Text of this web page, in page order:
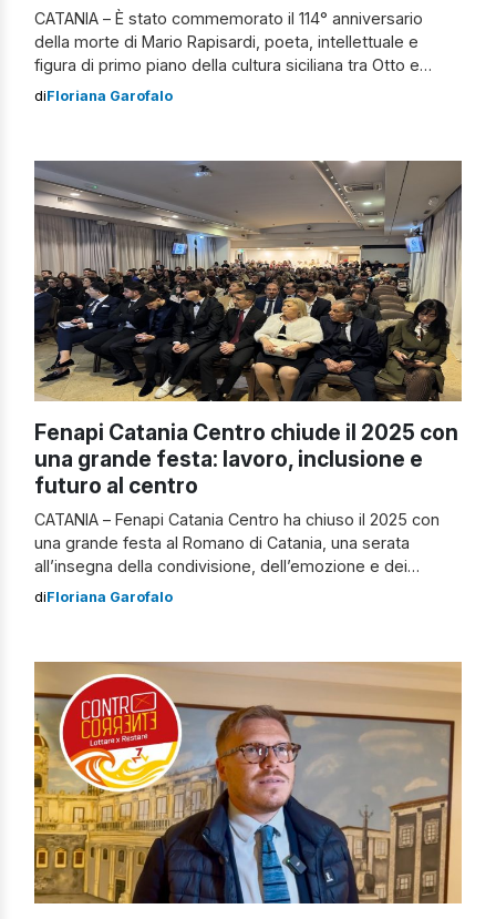
CATANIA – È stato commemorato il 114° anniversario
della morte di Mario Rapisardi, poeta, intellettuale e
figura di primo piano della cultura siciliana tra Otto e
Novecento. L’iniziativa è stata promossa
poeta, rendendo omaggio alla sua memoria e […]
diFloriana Garofalo
Fenapi Catania Centro chiude il 2025 con
una grande festa: lavoro, inclusione e
futuro al centro
CATANIA – Fenapi Catania Centro ha chiuso il 2025 con
una grande festa al Romano di Catania, una serata
all’insegna della condivisione, dell’emozione e dei
ringraziamenti per l’importante lavoro svolto nel corso
ha visto la partecipazione di numerosi ospiti. […]
diFloriana Garofalo